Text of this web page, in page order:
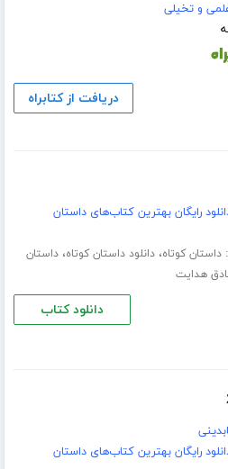
و تخیلی
دریافت از کتابراه
رایگان بهترین کتاب‌های داستان
داستان کوتاه،دانلود داستان کوتاه،داستان
هدایت
دانلود کتاب
رایگان بهترین کتاب‌های داستان